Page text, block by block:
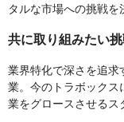
タルな市場への挑戦を
共に取り組みたい
業界特化で深さを追求
業。今のトラボックス
業をグロースさせるス